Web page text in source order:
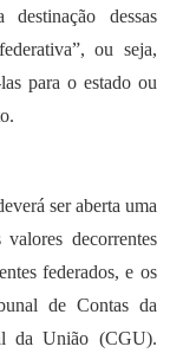
dessas
ou seja,
para o estado ou
ser aberta uma
decorrentes
federados, e os
de Contas da
da União (CGU).